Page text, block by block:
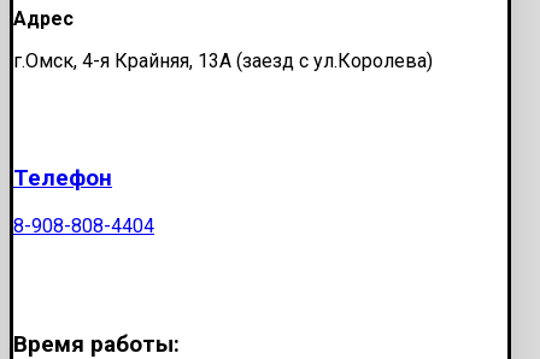
Адрес
г.Омск, 4-я Крайняя, 13А (заезд с ул.Королева)
Телефон
8-908-808-4404
Время работы: